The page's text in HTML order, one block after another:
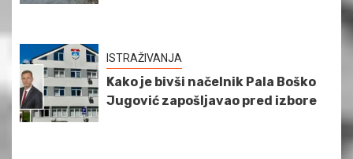
ISTRAŽIVANJA
Kako je bivši načelnik Pala Boško
Jugović zapošljavao pred izbore